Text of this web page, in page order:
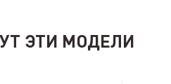
ЭТИ МОДЕЛИ